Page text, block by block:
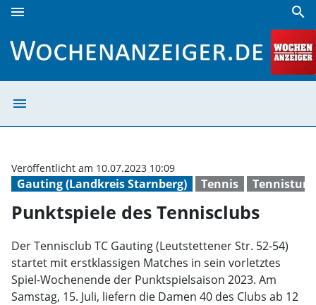
menu search
menu
Gauting (Landkreis Starnberg) Tennis
Veröffentlicht am 10.07.2023 10:09
Punktspiele des Tennisclubs
Der Tennisclub TC Gauting (Leutstettener Str. 52-54)
startet mit erstklassigen Matches in sein vorletztes
Spiel-Wochenende der Punktspielsaison 2023. Am
Samstag, 15. Juli, liefern die Damen 40 des Clubs ab 12